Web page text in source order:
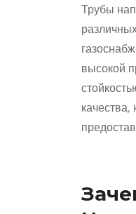
Трубы
высокой